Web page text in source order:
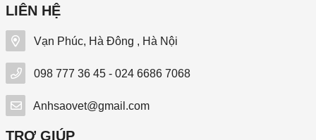
LIÊN HỆ
Vạn Phúc, Hà Đông , Hà Nội
098 777 36 45 - 024 6686 7068
Anhsaovet@gmail.com
TRỢ GIÚP